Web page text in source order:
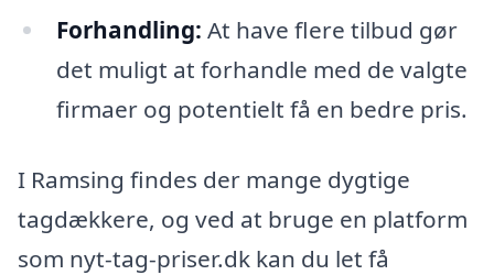
Forhandling: At have flere tilbud gør
det muligt at forhandle med de valgte
firmaer og potentielt få en bedre pris.
I Ramsing findes der mange dygtige
tagdækkere, og ved at bruge en platform
som nyt-tag-priser.dk kan du let få